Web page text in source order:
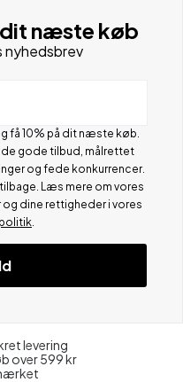
dit næste køb
nyhedsbrev
få 10% på dit næste køb.
gode tilbud, målrettet
og fede konkurrencer.
Læs mere om vores
dine rettigheder i vores
levering
over 599 kr